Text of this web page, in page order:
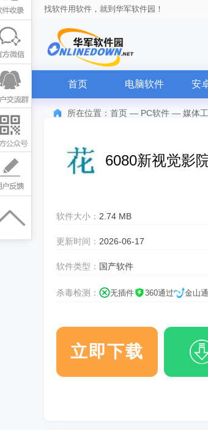
找软件用软件，就到华军软件园！
首页 电脑软件 安
所在位置： 首页 — PC软件 — 媒体
6080新视觉影
软件大小： 2.74 MB
更新时间： 2026-06-17
软件类型： 国产软件
杀毒检测： 无插件 360通过 金山
立即下载